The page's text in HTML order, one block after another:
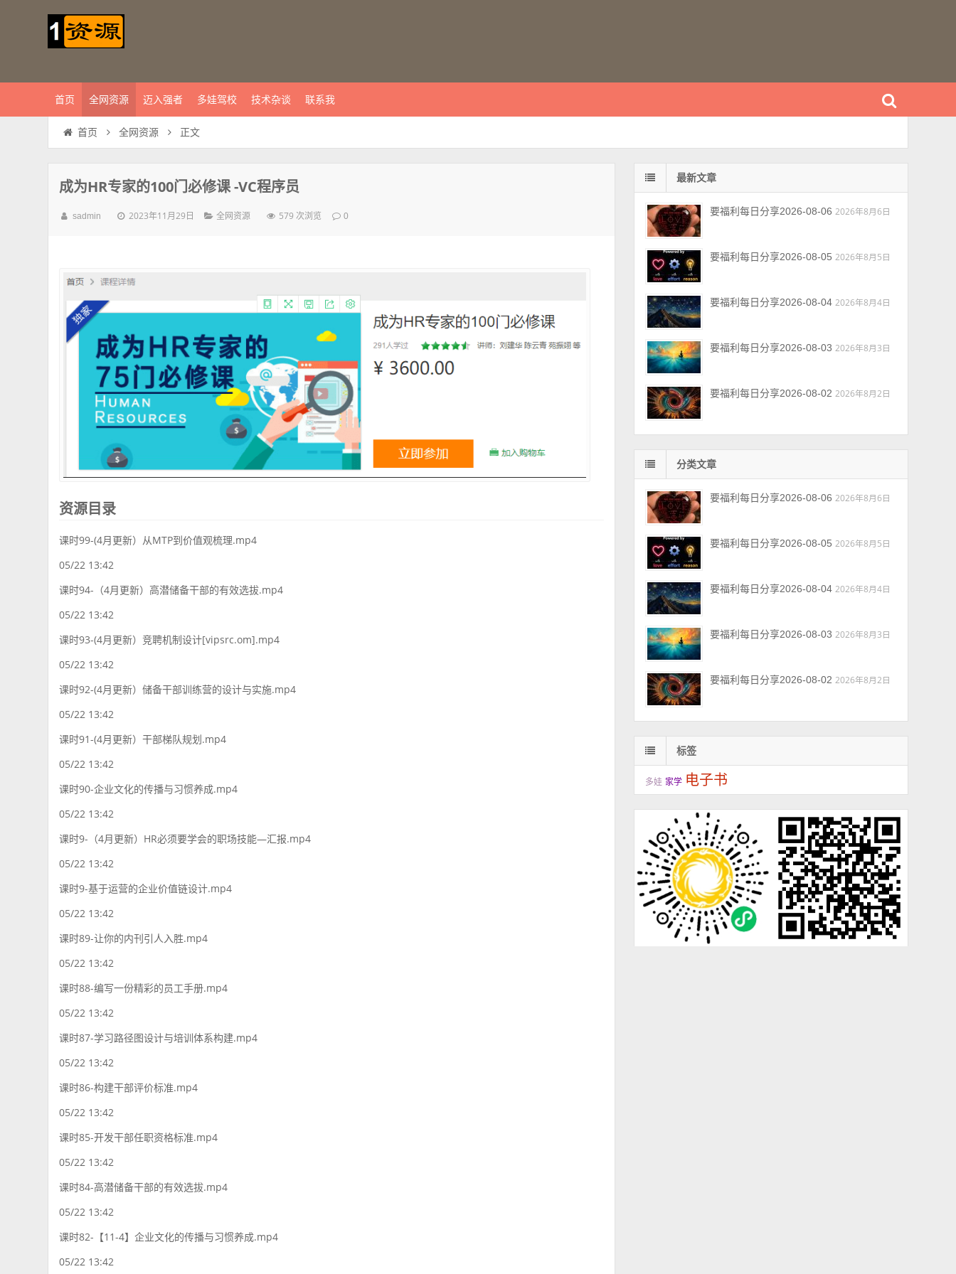
首页 全网资源 迈入强者 多娃驾校 技术杂谈 联系我
首页 全网资源 正文
成为HR专家的100门必修课 -VC程序员
sadmin 2023年11月29日 全网资源 579 次浏览 0
资源目录
课时99-(4月更新）从MTP到价值观梳理.mp4
05/22 13:42
课时94-（4月更新）高潜储备干部的有效选拔.mp4
05/22 13:42
课时93-(4月更新）竞聘机制设计[vipsrc.om].mp4
05/22 13:42
课时92-(4月更新）储备干部训练营的设计与实施.mp4
05/22 13:42
课时91-(4月更新）干部梯队规划.mp4
05/22 13:42
课时90-企业文化的传播与习惯养成.mp4
05/22 13:42
课时9-（4月更新）HR必须要学会的职场技能—汇报.mp4
05/22 13:42
课时9-基于运营的企业价值链设计.mp4
05/22 13:42
课时89-让你的内刊引人入胜.mp4
05/22 13:42
课时88-编写一份精彩的员工手册.mp4
05/22 13:42
课时87-学习路径图设计与培训体系构建.mp4
05/22 13:42
课时86-构建干部评价标准.mp4
05/22 13:42
课时85-开发干部任职资格标准.mp4
05/22 13:42
课时84-高潜储备干部的有效选拔.mp4
05/22 13:42
课时82-【11-4】企业文化的传播与习惯养成.mp4
05/22 13:42
最新文章
要福利每日分享2026-08-06 2026年8月6日
要福利每日分享2026-08-05 2026年8月5日
要福利每日分享2026-08-04 2026年8月4日
要福利每日分享2026-08-03 2026年8月3日
要福利每日分享2026-08-02 2026年8月2日
分类文章
要福利每日分享2026-08-06 2026年8月6日
要福利每日分享2026-08-05 2026年8月5日
要福利每日分享2026-08-04 2026年8月4日
要福利每日分享2026-08-03 2026年8月3日
要福利每日分享2026-08-02 2026年8月2日
标签
多娃 家学 电子书